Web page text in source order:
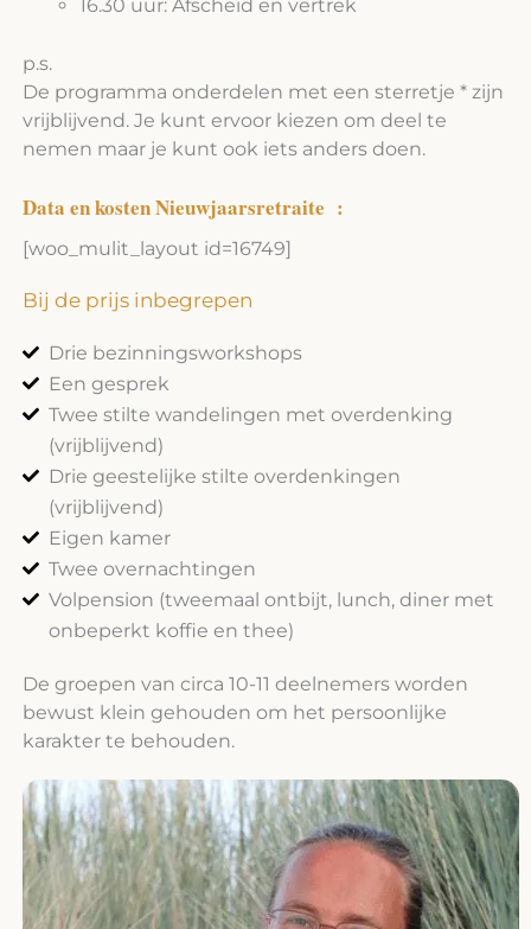
16.30 uur: Afscheid en vertrek
p.s.
De programma onderdelen met een sterretje * zijn
vrijblijvend. Je kunt ervoor kiezen om deel te
nemen maar je kunt ook iets anders doen.
Data en kosten Nieuwjaarsretraite :
[woo_mulit_layout id=16749]
Bij de prijs inbegrepen
Drie bezinningsworkshops
Een gesprek
Twee stilte wandelingen met overdenking
(vrijblijvend)
Drie geestelijke stilte overdenkingen
(vrijblijvend)
Eigen kamer
Twee overnachtingen
Volpension (tweemaal ontbijt, lunch, diner met
onbeperkt koffie en thee)
De groepen van circa 10-11 deelnemers worden
bewust klein gehouden om het persoonlijke
karakter te behouden.